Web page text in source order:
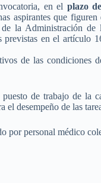
en el plazo
aspirantes que
la Administración
previstas en el
de las
de trabajo de
desempeño de las
por personal médico